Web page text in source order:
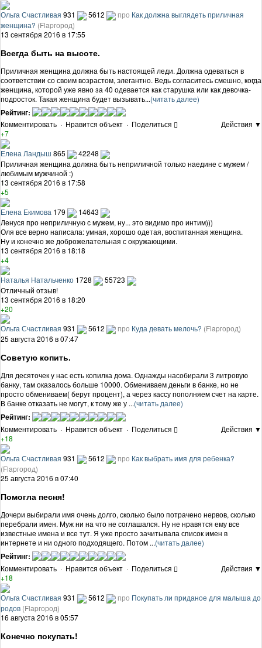
Ольга Счастливая 931 5612 про Как должна выглядеть приличная
женщина? (Flapгород)
13 сентября 2016 в 17:55
Всегда быть на высоте.
Приличная женщина должна быть настоящей леди. Должна одеваться в
соответствии со своим возрастом, элегантно. Ведь согласитесь смешно, когда
женщина, которой уже явно за 40 одевается как старушка или как девочка-
подросток. Такая женщина будет вызывать...(читать далее)
Рейтинг:
Комментировать · Нравится объект · Поделиться
Действия ▼
+7
Елена Ландыш 865
42248
Приличная женщина должна быть неприличной только наедине с мужем /
любимым мужчиной :)
13 сентября 2016 в 17:58
+5
Елена Екимова 179
14643
Ленуся про неприличную с мужем, ну... это видимо про интим)))
Оля все верно написала: умная, хорошо одетая, воспитанная женщина.
Ну и конечно же доброжелательная с окружающими.
13 сентября 2016 в 18:18
+4
Наталья Натальченко 1728
55723
Отличный отзыв!
13 сентября 2016 в 18:20
+20
Ольга Счастливая 931 5612 про Куда девать мелочь? (Flapгород)
25 августа 2016 в 07:47
Советую копить.
Для десяточек у нас есть копилка дома. Однажды насобирали 3 литровую
банку, там оказалось больше 10000. Обмениваем деньги в банке, но не
просто обмениваем( берут процент), а через кассу пополняем счет на карте.
В банке отказать не могут, к тому же у ...(читать далее)
Рейтинг:
Комментировать · Нравится объект · Поделиться
Действия ▼
+18
Ольга Счастливая 931 5612 про Как выбрать имя для ребенка?
(Flapгород)
25 августа 2016 в 07:40
Помогла песня!
Дочери выбирали имя очень долго, сколько было потрачено нервов, сколько
перебрали имен. Муж ни на что не соглашался. Ну не нравятся ему все
известные имена и все тут. Я уже просто зачитывала список имен в
интернете и ни одного подходящего. Потом ...(читать далее)
Рейтинг:
Комментировать · Нравится объект · Поделиться
Действия ▼
+18
Ольга Счастливая 931 5612 про Покупать ли приданое для малыша до
родов (Flapгород)
16 августа 2016 в 05:57
Конечно покупать!